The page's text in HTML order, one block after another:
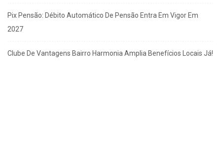
Pix Pensão: Débito Automático De Pensão Entra Em Vigor Em
2027
Clube De Vantagens Bairro Harmonia Amplia Benefícios Locais Já!